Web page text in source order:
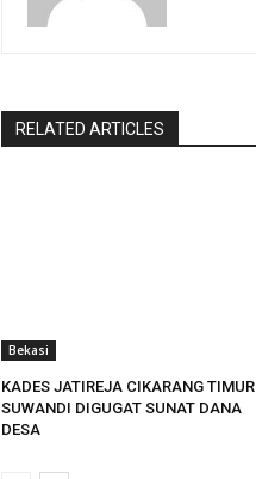
RELATED ARTICLES
Bekasi
KADES JATIREJA CIKARANG TIMUR
SUWANDI DIGUGAT SUNAT DANA
DESA